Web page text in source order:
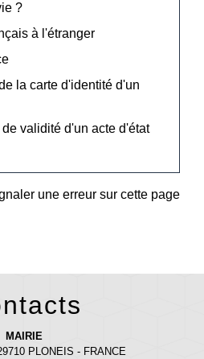
?
à l'étranger
la carte d'identité d'un
validité d'un acte d'état
une erreur sur cette page
MAIRIE
PLONEIS - FRANCE